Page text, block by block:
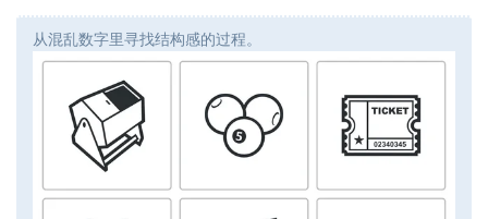
从混乱数字里寻找结构感的过程。